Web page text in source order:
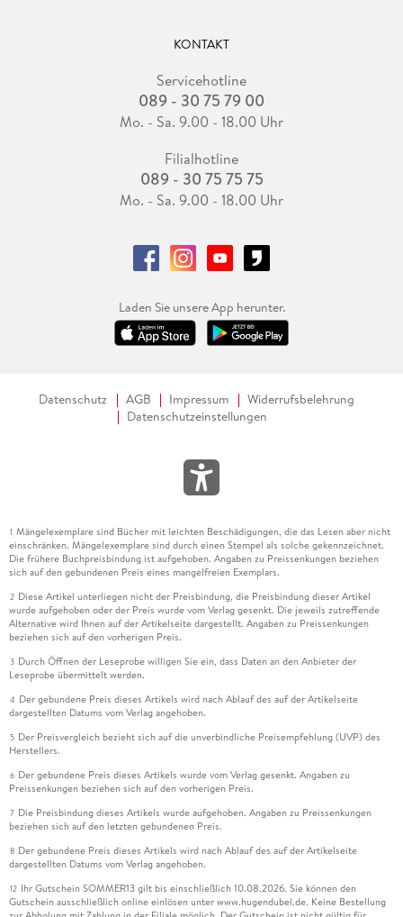
KONTAKT
Servicehotline
089 - 30 75 79 00
Mo. - Sa. 9.00 - 18.00 Uhr
Filialhotline
089 - 30 75 75 75
Mo. - Sa. 9.00 - 18.00 Uhr
Laden Sie unsere App herunter.
Datenschutz AGB Impressum
Widerrufsbelehrung
Datenschutzeinstellungen
1 Mängelexemplare sind Bücher mit leichten Beschädigungen, die das Lesen aber nicht
einschränken. Mängelexemplare sind durch einen Stempel als solche gekennzeichnet.
Die frühere Buchpreisbindung ist aufgehoben. Angaben zu Preissenkungen beziehen
sich auf den gebundenen Preis eines mangelfreien Exemplars.
2 Diese Artikel unterliegen nicht der Preisbindung, die Preisbindung dieser Artikel
wurde aufgehoben oder der Preis wurde vom Verlag gesenkt. Die jeweils zutreffende
Alternative wird Ihnen auf der Artikelseite dargestellt. Angaben zu Preissenkungen
beziehen sich auf den vorherigen Preis.
3 Durch Öffnen der Leseprobe willigen Sie ein, dass Daten an den Anbieter der
Leseprobe übermittelt werden.
4 Der gebundene Preis dieses Artikels wird nach Ablauf des auf der Artikelseite
dargestellten Datums vom Verlag angehoben.
5 Der Preisvergleich bezieht sich auf die unverbindliche Preisempfehlung (UVP) des
Herstellers.
6 Der gebundene Preis dieses Artikels wurde vom Verlag gesenkt. Angaben zu
Preissenkungen beziehen sich auf den vorherigen Preis.
7 Die Preisbindung dieses Artikels wurde aufgehoben. Angaben zu Preissenkungen
beziehen sich auf den letzten gebundenen Preis.
8 Der gebundene Preis dieses Artikels wird nach Ablauf des auf der Artikelseite
dargestellten Datums vom Verlag angehoben.
12 Ihr Gutschein SOMMER13 gilt bis einschließlich 10.08.2026. Sie können den
Gutschein ausschließlich online einlösen unter www.hugendubel.de. Keine Bestellung